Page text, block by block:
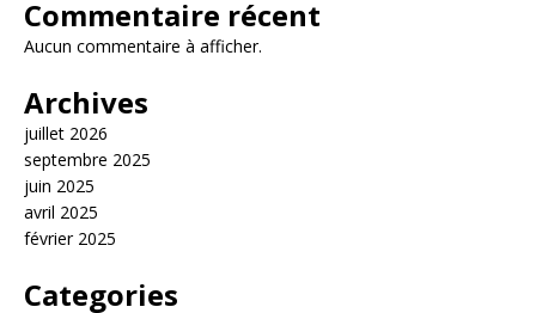
Commentaire récent
Aucun commentaire à afficher.
Archives
juillet 2026
septembre 2025
juin 2025
avril 2025
février 2025
Categories